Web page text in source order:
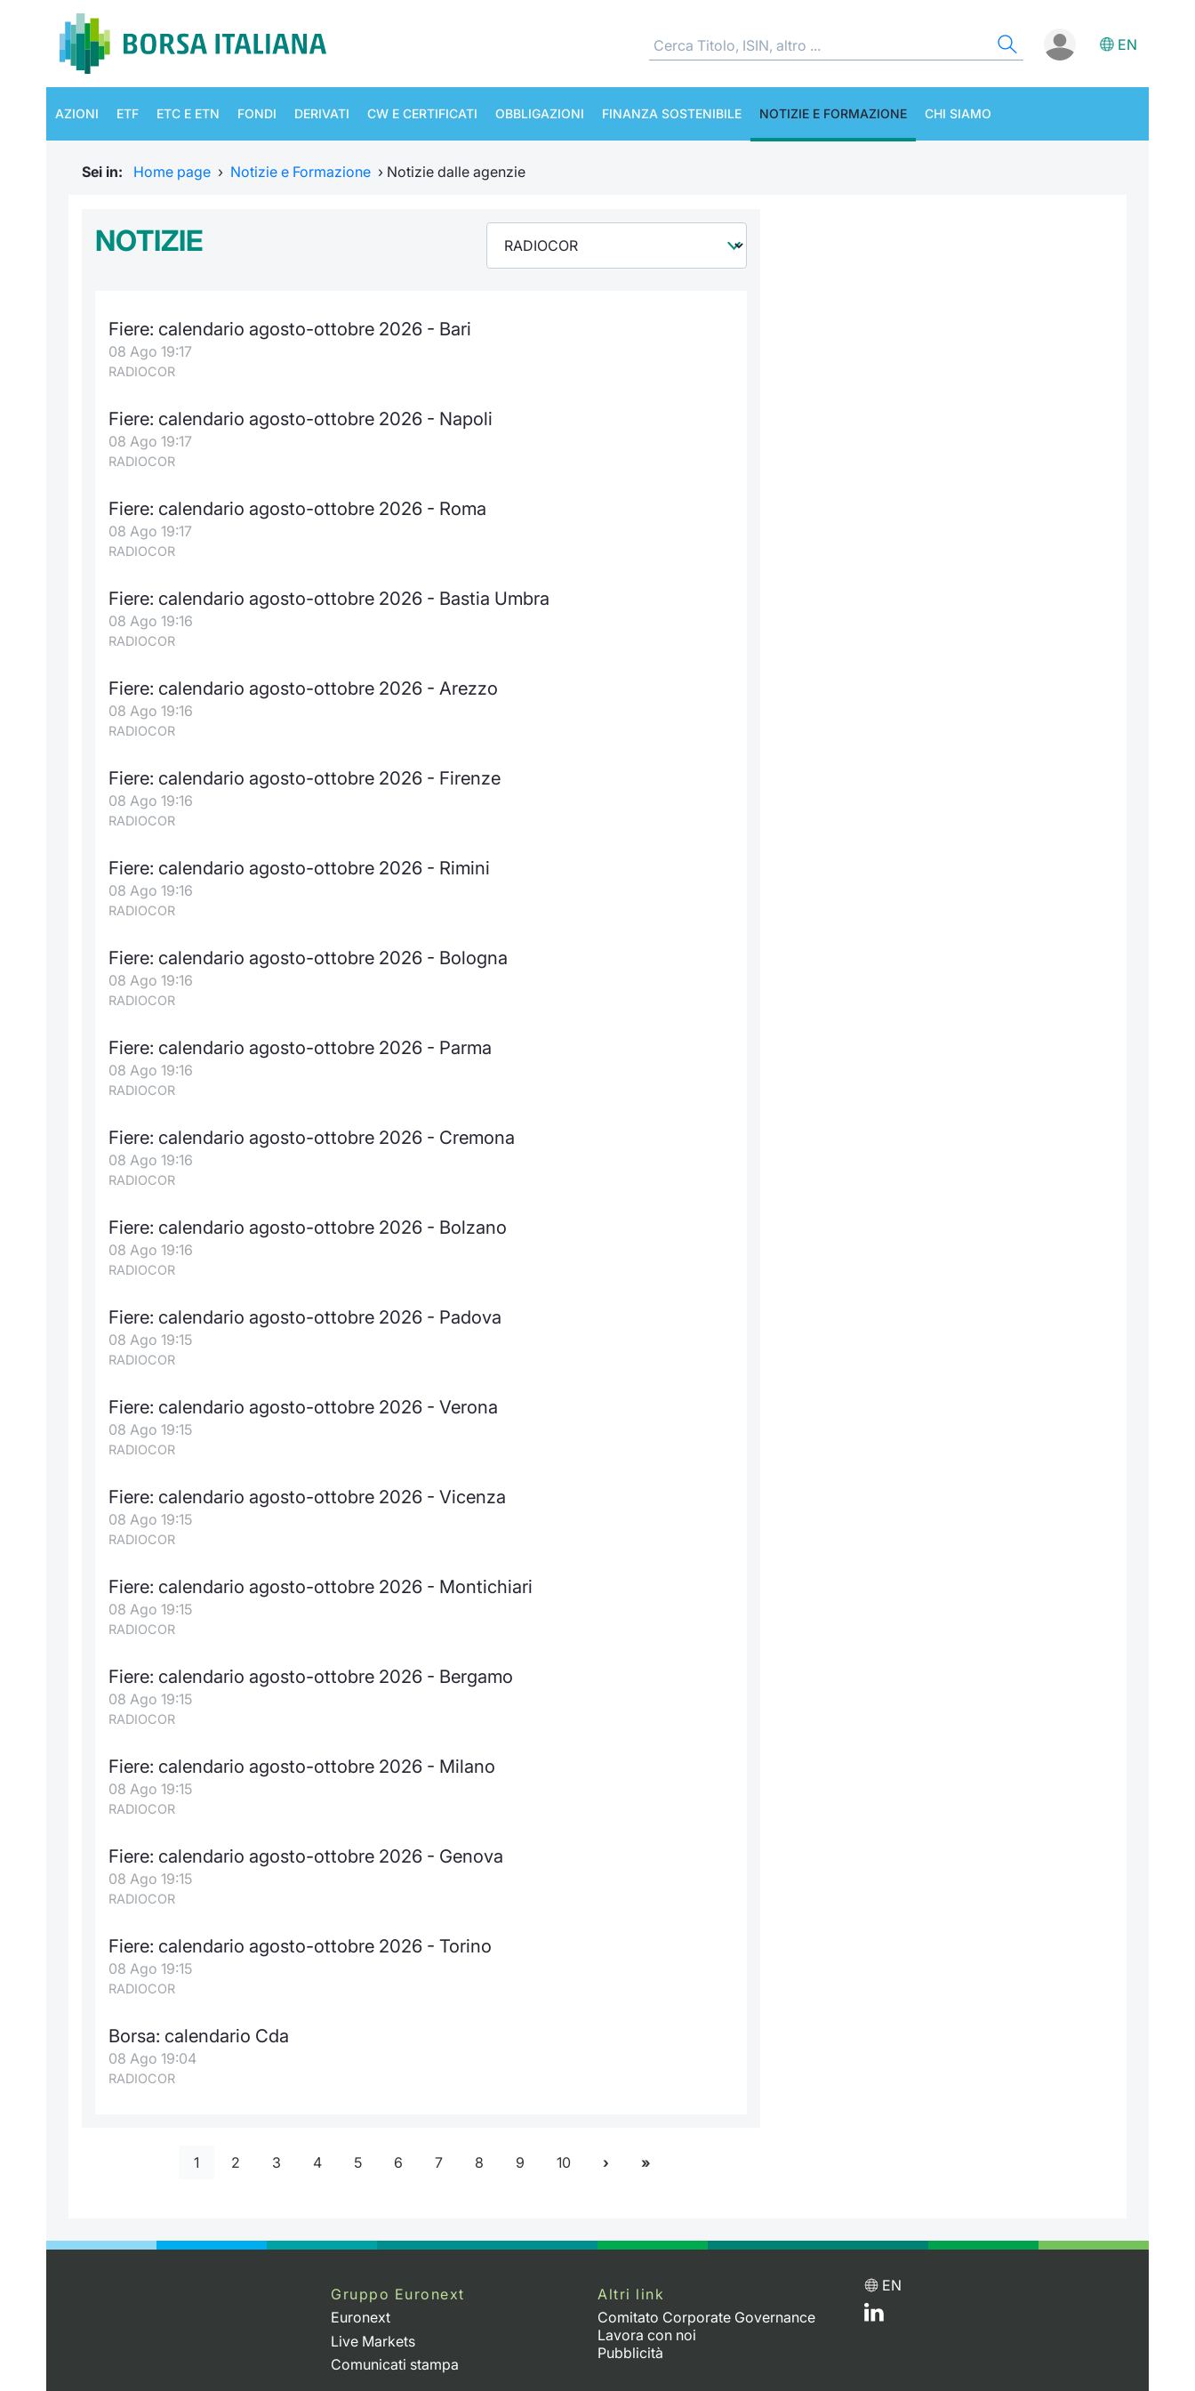
EN
AZIONI ETF ETC E ETN FONDI DERIVATI CW E CERTIFICATI OBBLIGAZIONI FINANZA SOSTENIBILE NOTIZIE E FORMAZIONE CHI SIAMO
Sei in: Home page › Notizie e Formazione › Notizie dalle agenzie
NOTIZIE
Fiere: calendario agosto-ottobre 2026 - Bari
08 Ago 19:17
RADIOCOR
Fiere: calendario agosto-ottobre 2026 - Napoli
08 Ago 19:17
RADIOCOR
Fiere: calendario agosto-ottobre 2026 - Roma
08 Ago 19:17
RADIOCOR
Fiere: calendario agosto-ottobre 2026 - Bastia Umbra
08 Ago 19:16
RADIOCOR
Fiere: calendario agosto-ottobre 2026 - Arezzo
08 Ago 19:16
RADIOCOR
Fiere: calendario agosto-ottobre 2026 - Firenze
08 Ago 19:16
RADIOCOR
Fiere: calendario agosto-ottobre 2026 - Rimini
08 Ago 19:16
RADIOCOR
Fiere: calendario agosto-ottobre 2026 - Bologna
08 Ago 19:16
RADIOCOR
Fiere: calendario agosto-ottobre 2026 - Parma
08 Ago 19:16
RADIOCOR
Fiere: calendario agosto-ottobre 2026 - Cremona
08 Ago 19:16
RADIOCOR
Fiere: calendario agosto-ottobre 2026 - Bolzano
08 Ago 19:16
RADIOCOR
Fiere: calendario agosto-ottobre 2026 - Padova
08 Ago 19:15
RADIOCOR
Fiere: calendario agosto-ottobre 2026 - Verona
08 Ago 19:15
RADIOCOR
Fiere: calendario agosto-ottobre 2026 - Vicenza
08 Ago 19:15
RADIOCOR
Fiere: calendario agosto-ottobre 2026 - Montichiari
08 Ago 19:15
RADIOCOR
Fiere: calendario agosto-ottobre 2026 - Bergamo
08 Ago 19:15
RADIOCOR
Fiere: calendario agosto-ottobre 2026 - Milano
08 Ago 19:15
RADIOCOR
Fiere: calendario agosto-ottobre 2026 - Genova
08 Ago 19:15
RADIOCOR
Fiere: calendario agosto-ottobre 2026 - Torino
08 Ago 19:15
RADIOCOR
Borsa: calendario Cda
08 Ago 19:04
RADIOCOR
1 2 3 4 5 6 7 8 9 10
Gruppo Euronext
Euronext
Live Markets
Comunicati stampa
Altri link
Comitato Corporate Governance
Lavora con noi
Pubblicità
EN